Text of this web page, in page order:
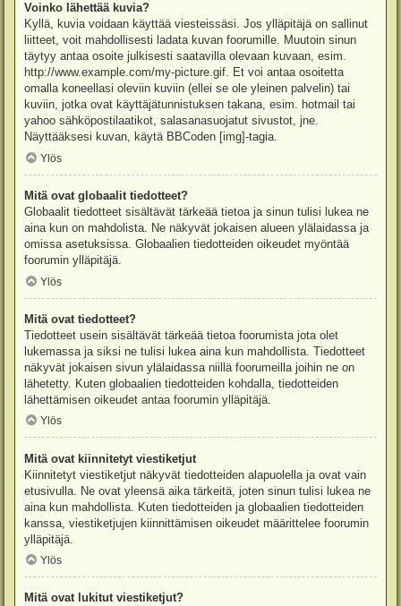
Voinko lähettää kuvia?
Kyllä, kuvia voidaan käyttää viesteissäsi. Jos ylläpitäjä on sallinut
liitteet, voit mahdollisesti ladata kuvan foorumille. Muutoin sinun
täytyy antaa osoite julkisesti saatavilla olevaan kuvaan, esim.
http://www.example.com/my-picture.gif. Et voi antaa osoitetta
omalla koneellasi oleviin kuviin (ellei se ole yleinen palvelin) tai
kuviin, jotka ovat käyttäjätunnistuksen takana, esim. hotmail tai
yahoo sähköpostilaatikot, salasanasuojatut sivustot, jne.
Näyttääksesi kuvan, käytä BBCoden [img]-tagia.
Ylös
Mitä ovat globaalit tiedotteet?
Globaalit tiedotteet sisältävät tärkeää tietoa ja sinun tulisi lukea ne
aina kun on mahdolista. Ne näkyvät jokaisen alueen ylälaidassa ja
omissa asetuksissa. Globaalien tiedotteiden oikeudet myöntää
foorumin ylläpitäjä.
Ylös
Mitä ovat tiedotteet?
Tiedotteet usein sisältävät tärkeää tietoa foorumista jota olet
lukemassa ja siksi ne tulisi lukea aina kun mahdollista. Tiedotteet
näkyvät jokaisen sivun ylälaidassa niillä foorumeilla joihin ne on
lähetetty. Kuten globaalien tiedotteiden kohdalla, tiedotteiden
lähettämisen oikeudet antaa foorumin ylläpitäjä.
Ylös
Mitä ovat kiinnitetyt viestiketjut
Kiinnitetyt viestiketjut näkyvät tiedotteiden alapuolella ja ovat vain
etusivulla. Ne ovat yleensä aika tärkeitä, joten sinun tulisi lukea ne
aina kun mahdollista. Kuten tiedotteiden ja globaalien tiedotteiden
kanssa, viestiketjujen kiinnittämisen oikeudet määrittelee foorumin
ylläpitäjä.
Ylös
Mitä ovat lukitut viestiketjut?